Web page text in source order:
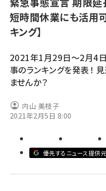
amazon (2245)
yahoo (1900)
ecbeing (1207)
アスクル (1118)
base (1071)
ビィ・フォアード (773)
revico (739)
短時間休業にも活用可
キング】
2021年1月29日～2月4
事のランキングを発表！
ませんか？
内山 美枝子
2021年2月5日 8:00
優先するニュース提供